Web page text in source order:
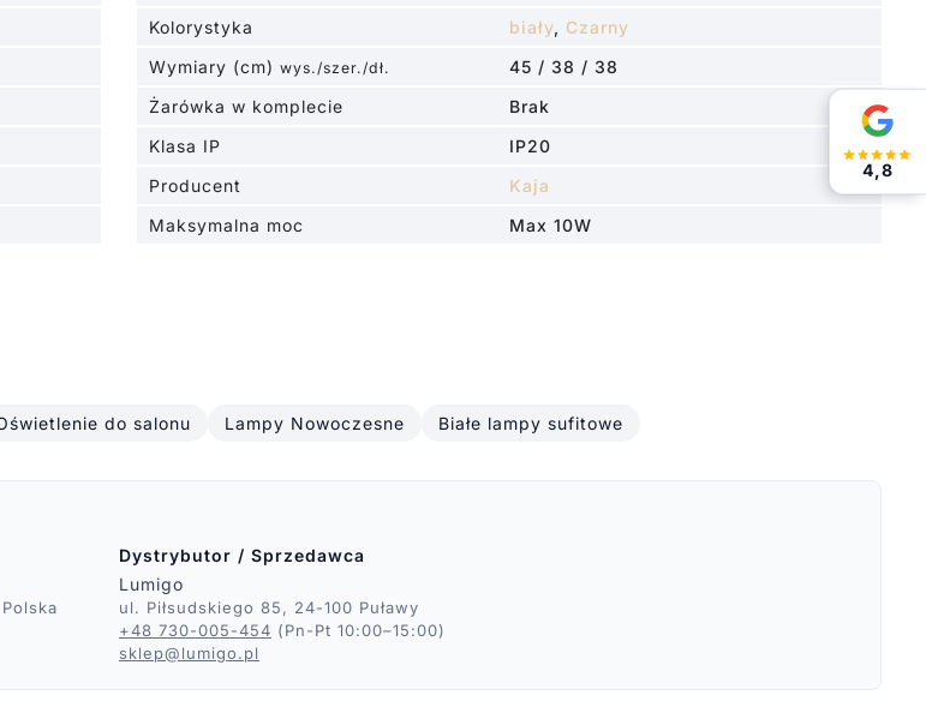
Kolorystyka biały, Czarny
Wymiary (cm) wys./szer./dł.
45 / 38 / 38
Żarówka w komplecie
Brak
Klasa IP
IP20
Producent
Kaja
Maksymalna moc Max 10W
do salonu Lampy Nowoczesne Białe lampy sufitowe
Dystrybutor / Sprzedawca
Lumigo
ul. Piłsudskiego 85, 24-100 Puławy
+48 730-005-454 (Pn-Pt 10:00–15:00)
sklep@lumigo.pl
4,8